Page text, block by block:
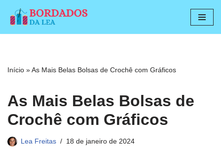
Pular
conteúdo
Início »As Mais Belas Bolsas de Crochê com Gráficos
As Mais Belas Bolsas de
Crochê com Gráficos
Lea Freitas 18 de janeiro de 2024